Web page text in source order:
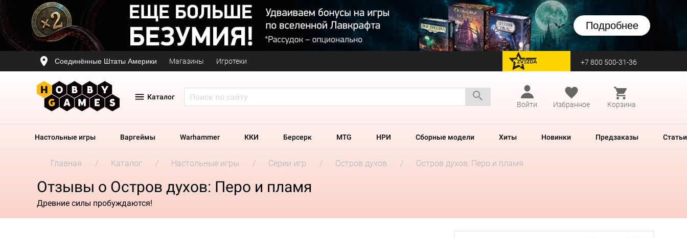
Подробнее
Соединённые Штаты Америки Магазины Игротеки перейти на Zvezda +7 800 500-31-36
Каталог
Войти
Избранное Корзина
Настольные игры Варгеймы Warhammer ККИ Берсерк MTG НРИ Сборные модели Хиты Новинки Предзаказы Статьи
Главная Каталог Настольные игры Серии игр Остров духов Остров духов: Перо и пламя
Отзывы о Остров духов: Перо и пламя
Древние силы пробуждаются!